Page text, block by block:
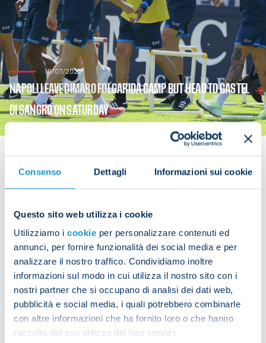
Consenso Dettagli Informazioni sui cookie
Questo sito web utilizza i cookie
Utilizziamo i cookie per personalizzare contenuti ed
annunci, per fornire funzionalità dei social media e per
analizzare il nostro traffico. Condividiamo inoltre
informazioni sul modo in cui utilizza il nostro sito con i
nostri partner che si occupano di analisi dei dati web,
pubblicità e social media, i quali potrebbero combinarle
con altre informazioni che ha fornito loro o che hanno
raccolto dal suo utilizzo dei loro servizi.
19/07/2022
NAPOLI LEAVE DIMARO FOLGARIDA CAMP BUT HEAD TO CASTEL
DI SANGRO ON SATURDAY
have now left the Dimaro Folgarida camp. The
off for the second phase of their pre-season
training in Castel di Sangro.
Share the article with your friends and support the